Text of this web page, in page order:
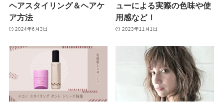
ヘアスタイリング＆ヘアケ
ア方法
2024年6月3日
ューによる実際の色味や使
用感など！
2023年11月1日